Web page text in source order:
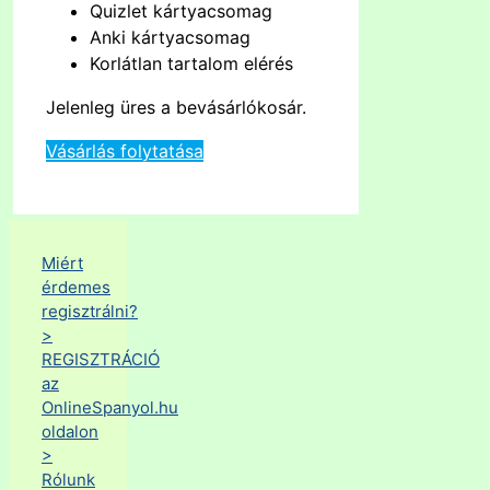
Quizlet kártyacsomag
Anki kártyacsomag
Korlátlan tartalom elérés
Jelenleg üres a bevásárlókosár.
Vásárlás folytatása
Miért
érdemes
regisztrálni?
>
REGISZTRÁCIÓ
az
OnlineSpanyol.hu
oldalon
>
Rólunk